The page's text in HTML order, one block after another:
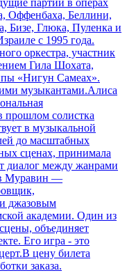
партии в операх
Оффенбаха, Беллини,
Бизе, Глюка, Пуленка и
с 1995 года.
оркестра, участник
Гила Шохата,
«Нигун Самеах».
музыкантами.Алиса
прошлом солистка
в музыкальной
до масштабных
сценах, принимала
диалог между жанрами
Муравин —
джазовым
академии. Один из
объединяет
Его игра - это
цену билета
заказа.